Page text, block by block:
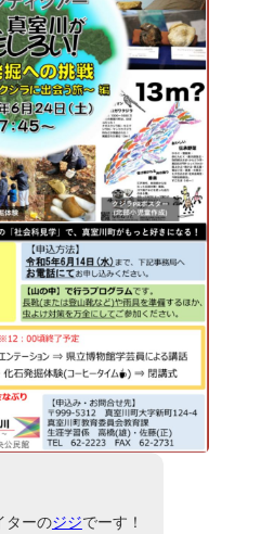
ターのジジでーす！